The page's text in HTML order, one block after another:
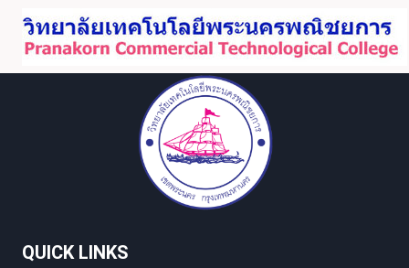
Skip
content
QUICK LINKS